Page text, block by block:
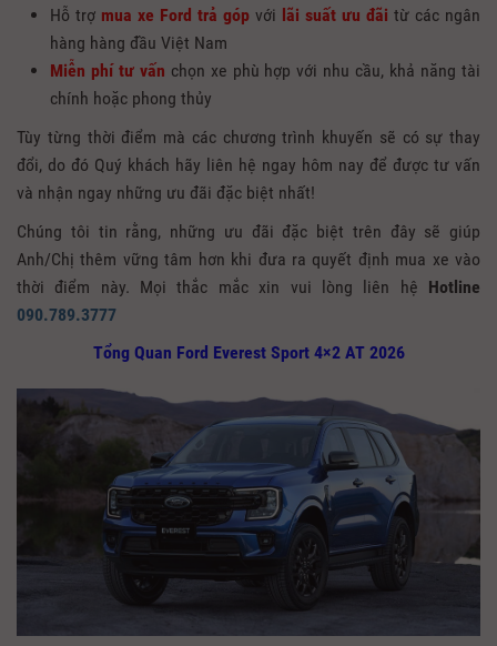
Hỗ trợ mua xe Ford trả góp với lãi suất ưu đãi từ các ngân
hàng hàng đầu Việt Nam
Miễn phí tư vấn chọn xe phù hợp với nhu cầu, khả năng tài
chính hoặc phong thủy
Tùy từng thời điểm mà các chương trình khuyến sẽ có sự thay
đổi, do đó Quý khách hãy liên hệ ngay hôm nay để được tư vấn
và nhận ngay những ưu đãi đặc biệt nhất!
Chúng tôi tin rằng, những ưu đãi đặc biệt trên đây sẽ giúp
Anh/Chị thêm vững tâm hơn khi đưa ra quyết định mua xe vào
thời điểm này. Mọi thắc mắc xin vui lòng liên hệ Hotline
090.789.3777
Tổng Quan Ford Everest Sport 4×2 AT 2026